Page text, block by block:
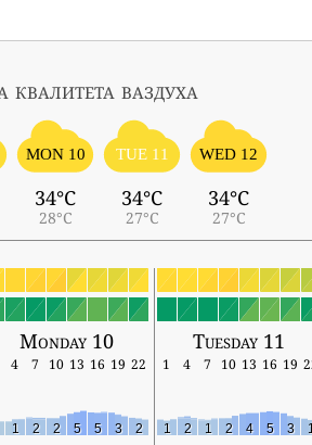
квалитета ваздуха
MON 10
34°C
28°C
TUE 11
34°C
27°C
WED 12
34°C
27°C
Monday 10 Tuesday 11
4 7 10 13 16 19 22 1 4 7 10 13 16 19
1 2 2 5 5 3 2 1 2 1 2 4 5 3